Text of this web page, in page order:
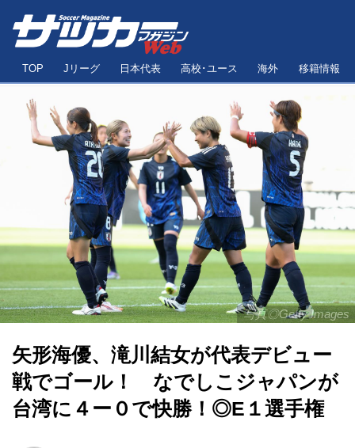
TOP Jリーグ 日本代表 高校･ユース 海外 移籍情報
写真◎Getty Images
矢形海優、滝川結女が代表デビュー
戦でゴール！ なでしこジャパンが
台湾に４ー０で快勝！◎E１選手権